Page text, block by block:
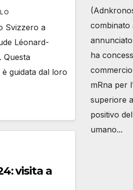
Svizzero a
Léonard-
Questa
guidata dal loro
visita a
combinato
ha
mRna per
superiore
positivo
umano...